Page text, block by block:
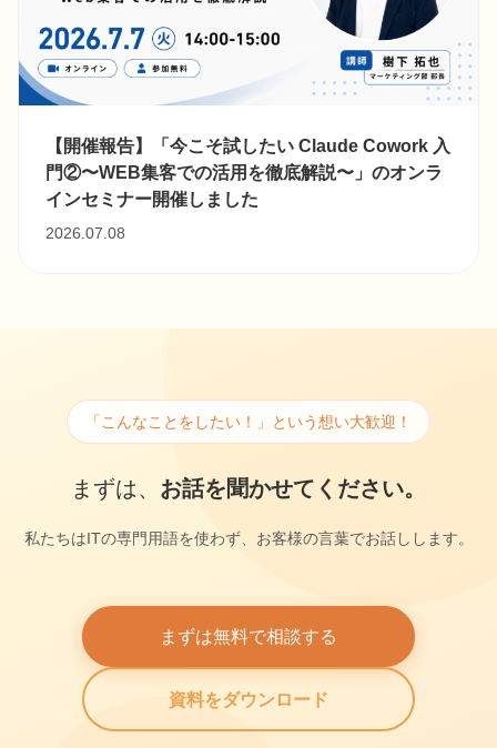
【開催報告】「今こそ試したい Claude Cowork 入
門②〜WEB集客での活用を徹底解説〜」のオンラ
インセミナー開催しました
2026.07.08
「こんなことをしたい！」という想い大歓迎！
まずは、 お話を聞かせてください。
私たちはITの専門用語を使わず、お客様の言葉でお話しします。
まずは無料で相談する
資料をダウンロード